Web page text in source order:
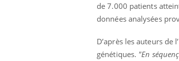
de 7.000 patients
données analysées
D’après les auteurs
génétiques. "En